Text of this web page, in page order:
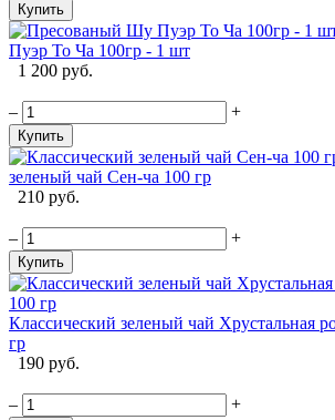
Купить
Пуэр То Ча 100гр - 1 шт
1 200 руб.
– +
Купить
зеленый чай Сен-ча 100 гр
210 руб.
– +
Купить
Классический зеленый чай Хрустальная
гр
190 руб.
– +